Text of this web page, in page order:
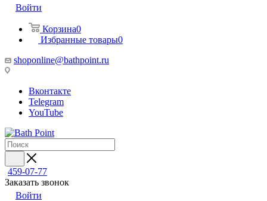
Войти
Корзина0
Избранные товары0
shoponline@bathpoint.ru
Вконтакте
Telegram
YouTube
459-07-77
Заказать звонок
Войти